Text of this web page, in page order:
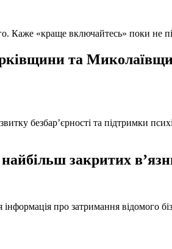
Каже «краще включайтесь» поки не
та
безбар’єрності та підтримки
закритих
про затримання відомого